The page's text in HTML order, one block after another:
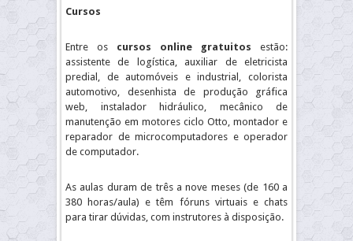
Cursos
Entre os cursos online gratuitos estão:
assistente de logística, auxiliar de eletricista
predial, de automóveis e industrial, colorista
automotivo, desenhista de produção gráfica
web, instalador hidráulico, mecânico de
manutenção em motores ciclo Otto, montador e
reparador de microcomputadores e operador
de computador.
As aulas duram de três a nove meses (de 160 a
380 horas/aula) e têm fóruns virtuais e chats
para tirar dúvidas, com instrutores à disposição.